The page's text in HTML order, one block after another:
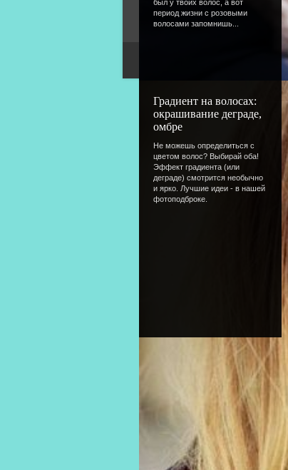
был у твоих волос, а вот
период жизни с розовыми
волосами запомнишь...
Градиент на волосах:
окрашивание деграде,
омбре
Не можешь определиться с
цветом волос? Выбирай оба!
Эффект градиента (или
деграде) смотрится необычно
и ярко. Лучшие идеи - в нашей
фотоподброке.